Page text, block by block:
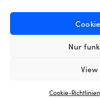
Nur
Cookie-Richtlinien
Made in London bySeb Azzo